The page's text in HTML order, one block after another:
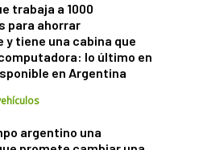
trabaja a 1000
para ahorrar
tiene una cabina que
lo último en
en Argentina
argentino una